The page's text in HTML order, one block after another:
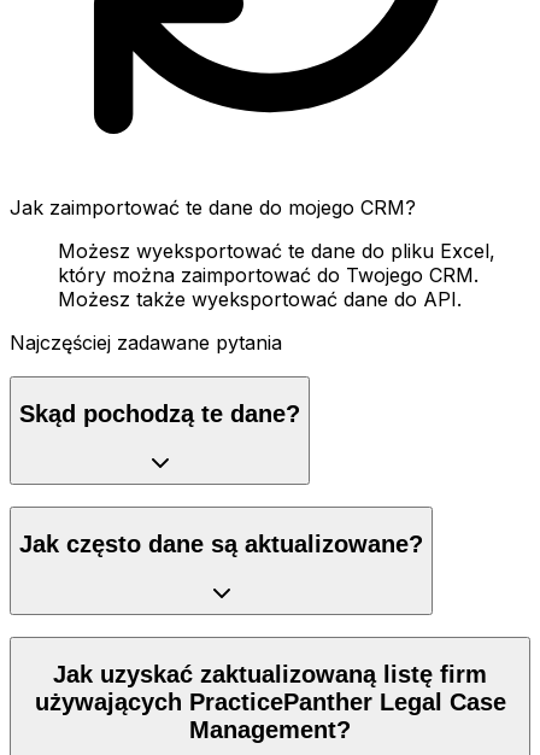
Jak zaimportować te dane do mojego CRM?
Możesz wyeksportować te dane do pliku Excel,
który można zaimportować do Twojego CRM.
Możesz także wyeksportować dane do API.
Najczęściej zadawane pytania
Skąd pochodzą te dane?
Jak często dane są aktualizowane?
Jak uzyskać zaktualizowaną listę firm
używających PracticePanther Legal Case
Management?